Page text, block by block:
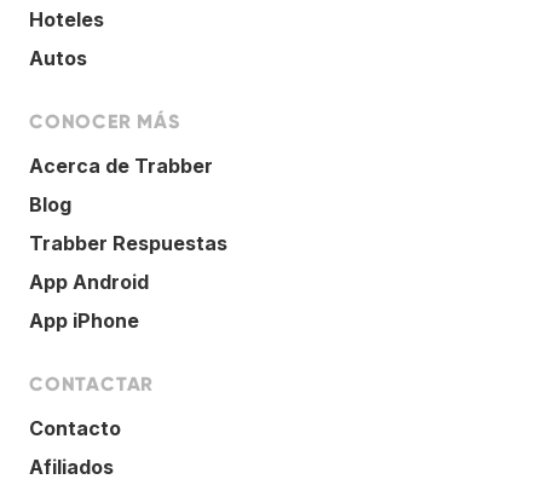
Hoteles
Autos
CONOCER MÁS
Acerca de Trabber
Blog
Trabber Respuestas
App Android
App iPhone
CONTACTAR
Contacto
Afiliados